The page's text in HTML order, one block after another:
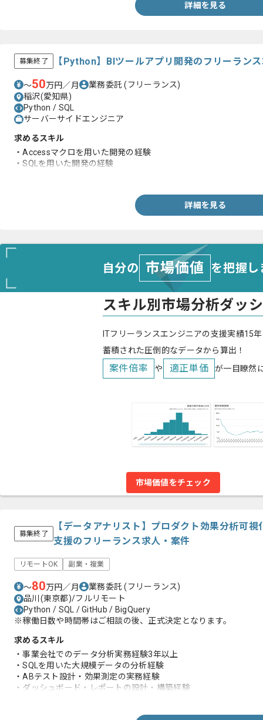
詳細を見る
募集終了 【Python】BIツールアプリ開発のフリーラン
〜50万円／月 業務委託(フリーランス)
稲沢(愛知県)
Python / SQL
サーバーサイドエンジニア
求めるスキル
・Accessマクロを用いた開発の経験
・SQLを用いた開発の経験
詳細を見る
自分の 市場価値 を把握
スキル別市場分析ダッ
ITフリーランスエンジニアの支援実績15
蓄積された圧倒的なデータから算出！
案件倍率 や 適正単価 が一目瞭然
市場価値をチェック
募集終了
【データアナリスト】プロダクト効果分析可
支援のフリーランス求人・案件
リモートOK 副業・複業
〜80万円／月 業務委託(フリーランス)
品川(東京都)/フルリモート
Python / SQL / GitHub / BigQuery
※稼働日数や時間帯はご相談の後、正式決定となります。
求めるスキル
・事業会社でのデータ分析実務経験3年以上
・SQLを用いた大規模データの分析経験
・ABテスト設計・効果測定の実務経験
・ダッシュボード・レポートの設計・構築経験